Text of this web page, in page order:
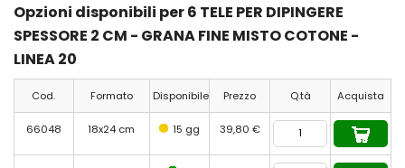
Opzioni disponibili per 6 TELE PER DIPINGERE
SPESSORE 2 CM - GRANA FINE MISTO COTONE -
LINEA 20
Cod. Formato Disponibile Prezzo Q.tà Acquista
66048 18x24 cm 15 gg 39,80 €